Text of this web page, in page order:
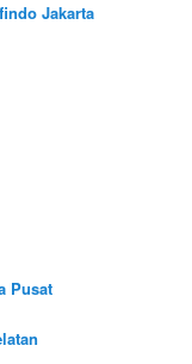
Jakarta
Pusat